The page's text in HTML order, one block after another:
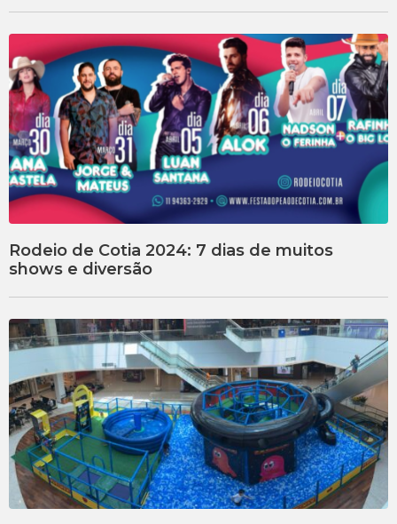
Rodeio de Cotia 2024: 7 dias de muitos
shows e diversão